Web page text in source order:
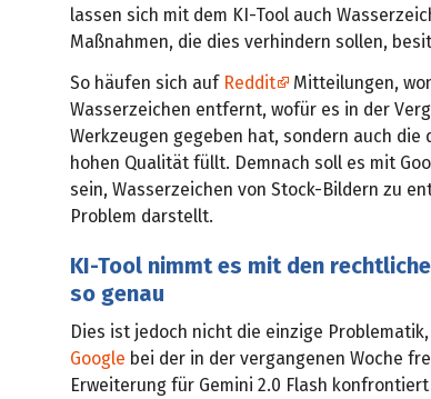
lassen sich mit dem KI-Tool auch
Maßnahmen, die dies verhindern sollen,
So häufen sich auf Reddit
Mitteilungen,
Wasserzeichen entfernt, wofür es in der
Werkzeugen gegeben hat, sondern auch
hohen Qualität füllt. Demnach soll es mit
sein, Wasserzeichen von Stock-Bildern zu
Problem darstellt.
KI-Tool nimmt es mit den
so genau
Dies ist jedoch nicht die einzige
Google bei der in der vergangenen Woche
Erweiterung für Gemini 2.0 Flash